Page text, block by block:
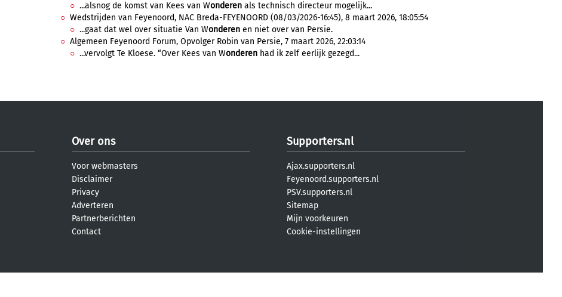
...alsnog de komst van Kees van Wonderen als technisch directeur mogelijk...
Wedstrijden van Feyenoord, NAC Breda-FEYENOORD (08/03/2026-16:45), 8 maart 2026, 18:05:54
...gaat dat wel over situatie Van Wonderen en niet over van Persie.
Algemeen Feyenoord Forum, Opvolger Robin van Persie, 7 maart 2026, 22:03:14
...vervolgt Te Kloese. “Over Kees van Wonderen had ik zelf eerlijk gezegd...
Over ons
Voor webmasters
Disclaimer
Privacy
Adverteren
Partnerberichten
Contact
Supporters.nl
Ajax.supporters.nl
Feyenoord.supporters.nl
PSV.supporters.nl
Sitemap
Mijn voorkeuren
Cookie-instellingen